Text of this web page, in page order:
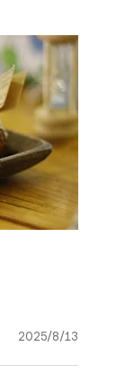
2025/8/13